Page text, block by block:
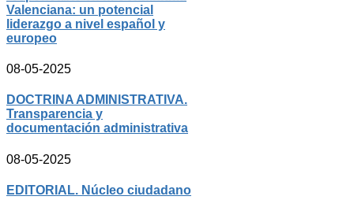
Valenciana: un potencial
liderazgo a nivel español y
europeo
08-05-2025
DOCTRINA ADMINISTRATIVA.
Transparencia y
documentación administrativa
08-05-2025
EDITORIAL. Núcleo ciudadano